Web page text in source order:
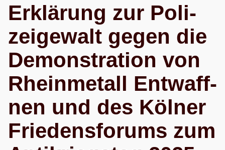
Erklä­rung zur Poli­
zei­ge­walt gegen die
Demons­tra­tion von
Rhein­me­tall Ent­waff­
nen und des Köl­ner
Frie­dens­fo­rums zum